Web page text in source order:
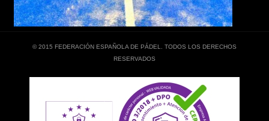
© 2015 FEDERACIÓN ESPAÑOLA DE PÁDEL. TODOS LOS DERECHOS
RESERVADOS